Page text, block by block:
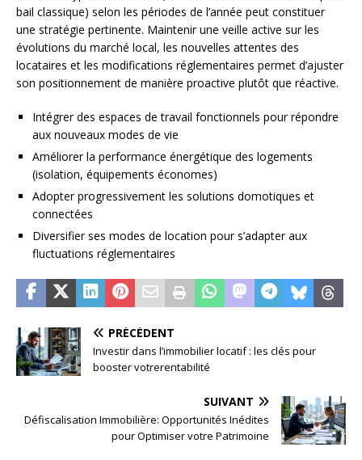
bail classique) selon les périodes de l’année peut constituer
une stratégie pertinente. Maintenir une veille active sur les
évolutions du marché local, les nouvelles attentes des
locataires et les modifications réglementaires permet d’ajuster
son positionnement de manière proactive plutôt que réactive.
Intégrer des espaces de travail fonctionnels pour répondre
aux nouveaux modes de vie
Améliorer la performance énergétique des logements
(isolation, équipements économes)
Adopter progressivement les solutions domotiques et
connectées
Diversifier ses modes de location pour s’adapter aux
fluctuations réglementaires
PRÉCÉDENT
Investir dans l’immobilier locatif : les clés pour
booster votrerentabilité
SUIVANT
Défiscalisation Immobilière: Opportunités Inédites
pour Optimiser votre Patrimoine